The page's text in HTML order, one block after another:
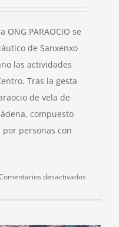
ONG PARAOCIO se
de Sanxenxo
las actividades
Tras la gesta
de vela de
compuesto
personas con
desactivados